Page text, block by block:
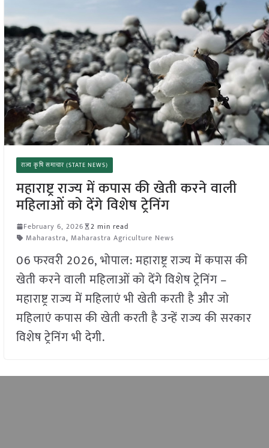
राज्य कृषि समाचार (STATE NEWS)
महाराष्ट्र राज्य में कपास की खेती करने वाली
महिलाओं को देंगे विशेष ट्रेनिंग
February 6, 2026
2 min read
Maharastra, Maharastra Agriculture News
06 फरवरी 2026, भोपाल: महाराष्ट्र राज्य में कपास की
खेती करने वाली महिलाओं को देंगे विशेष ट्रेनिंग –
महाराष्ट्र राज्य में महिलाएं भी खेती करती है और जो
महिलाएं कपास की खेती करती है उन्हें राज्य की सरकार
विशेष ट्रेनिंग भी देगी.